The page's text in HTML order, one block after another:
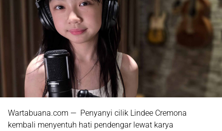
Wartabuana.com — Penyanyi cilik Lindee Cremona
kembali menyentuh hati pendengar lewat karya